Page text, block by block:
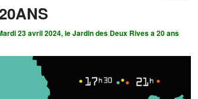
images
23 avril 2024, le Jardin des Deux Rives a 20 ans